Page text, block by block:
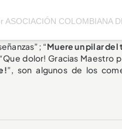
“Muere un pilar
dolor! Gracias Maestro
”, son algunos de los